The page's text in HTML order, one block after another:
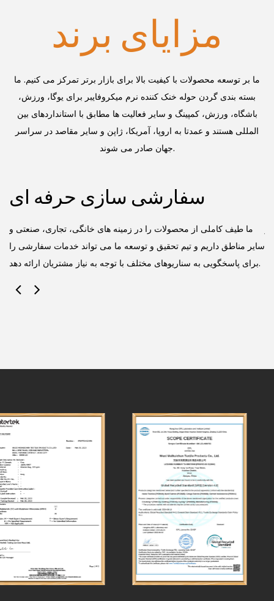
مزایای برند
ما بر توسعه محصولات با کیفیت بالا برای بازار برتر تمرکز می کنیم. ما
بسته بندی گردن حوله خنک کننده نرم میکروفایبر برای یوگا، ورزش،
باشگاه، ورزش، کمپینگ و سایر فعالیت ها مطابق با استانداردهای بین
المللی هستند و عمدتا به اروپا، آمریکا، ژاپن و سایر مقاصد در سراسر
جهان صادر می شوند.
سفارشی سازی حرفه ای
ما طیف کاملی از محصولات را در زمینه های خانگی، تجاری، صنعتی و
سایر مناطق داریم و تیم تحقیق و توسعه ما می تواند خدمات سفارشی را
برای پاسخگویی به سناریوهای مختلف با توجه به نیاز مشتریان ارائه دهد.